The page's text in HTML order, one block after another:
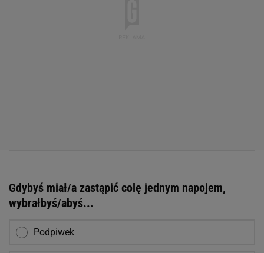
Gdybyś miał/a zastąpić colę jednym napojem,
wybrałbyś/abyś...
Podpiwek